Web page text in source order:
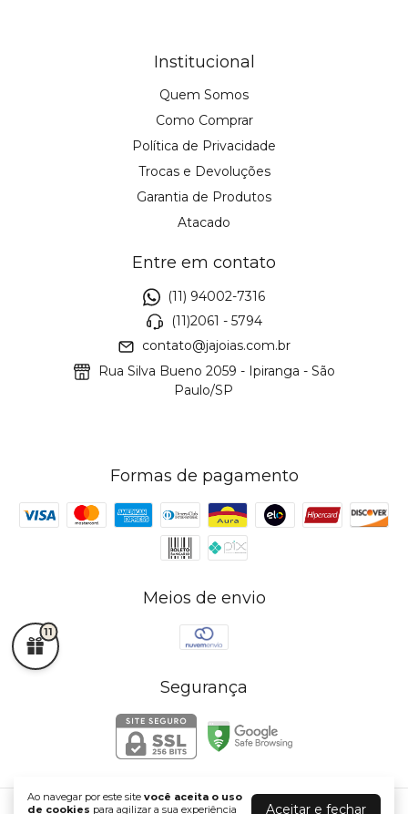
Ao navegar por este site você aceita o uso
de cookies para agilizar a sua experiência Aceitar e fechar
Institucional
Quem Somos
Como Comprar
Política de Privacidade
Trocas e Devoluções
Garantia de Produtos
Atacado
Entre em contato
(11) 94002-7316
(11)2061 - 5794
contato@jajoias.com.br
Rua Silva Bueno 2059 - Ipiranga - São
Paulo/SP
Formas de pagamento
Meios de envio
Segurança
11